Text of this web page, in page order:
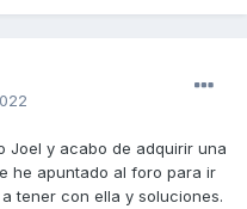
Joel y acabo de adquirir una
he apuntado al foro para ir
tener con ella y soluciones.